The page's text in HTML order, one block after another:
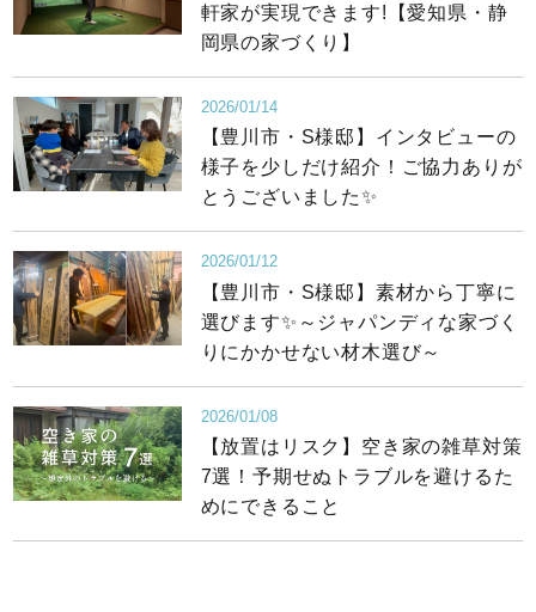
軒家が実現できます!【愛知県・静
岡県の家づくり】
2026/01/14
【豊川市・S様邸】インタビューの
様子を少しだけ紹介！ご協力ありが
とうございました✨
2026/01/12
【豊川市・S様邸】素材から丁寧に
選びます✨～ジャパンディな家づく
りにかかせない材木選び～
2026/01/08
【放置はリスク】空き家の雑草対策
7選！予期せぬトラブルを避けるた
めにできること